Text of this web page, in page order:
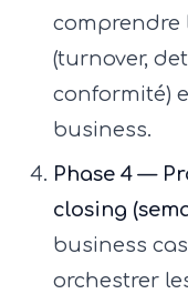
comprendre
(turnover,
conformité)
business.
Phase 4 —
closing
business
orchestrer